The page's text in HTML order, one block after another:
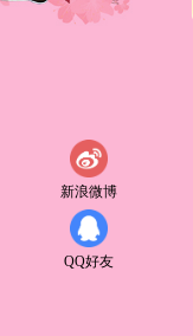
新浪微博
QQ好友